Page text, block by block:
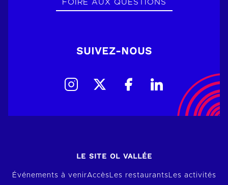
FOIRE AUX QUESTIONS
SUIVEZ-NOUS
LE SITE OL VALLÉE
Événements à venirAccèsLes restaurantsLes activités